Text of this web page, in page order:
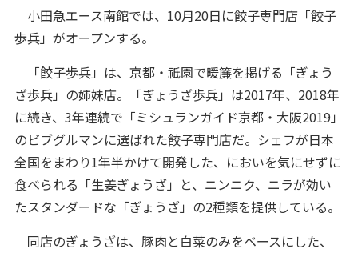
小田急エース南館では、10月20日に餃子専門店「餃子
歩兵」がオープンする。
「餃子歩兵」は、京都・祇園で暖簾を掲げる「ぎょう
ざ歩兵」の姉妹店。「ぎょうざ歩兵」は2017年、2018年
に続き、3年連続で「ミシュランガイド京都・大阪2019」
のビブグルマンに選ばれた餃子専門店だ。シェフが日本
全国をまわり1年半かけて開発した、においを気にせずに
食べられる「生姜ぎょうざ」と、ニンニク、ニラが効い
たスタンダードな「ぎょうざ」の2種類を提供している。
同店のぎょうざは、豚肉と白菜のみをベースにした、